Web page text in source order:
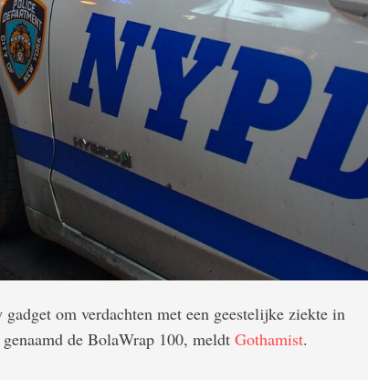
om verdachten met een geestelijke ziekte in
de BolaWrap 100, meldt Gothamist.